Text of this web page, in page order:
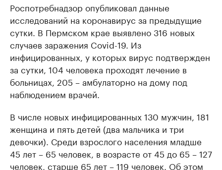
Роспотребнадзор опубликовал данные
исследований на коронавирус за предыдущие
сутки. В Пермском крае выявлено 316 новых
случаев заражения Covid-19. Из
инфицированных, у которых вирус подтвержден
за сутки, 104 человека проходят лечение в
больницах, 205 – амбулаторно на дому под
наблюдением врачей.
В числе новых инфицированных 130 мужчин, 181
женщина и пять детей (два мальчика и три
девочки). Среди взрослого населения младше
45 лет – 65 человек, в возрасте от 45 до 65 – 127
человек, старше 65 лет – 119 человек. Об этом